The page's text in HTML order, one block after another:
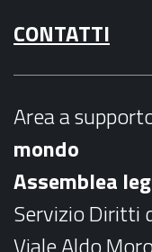
c
e
o
k
s
t
r
a
m
CONTATTI
Area a
mondo
Assemblea
Servizio Diritti
Viale Aldo